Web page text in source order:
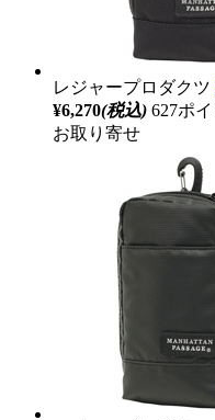
レジャープロダクツ
¥6,270(税込) 627ポ
お取り寄せ